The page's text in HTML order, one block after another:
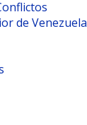
de Venezuela